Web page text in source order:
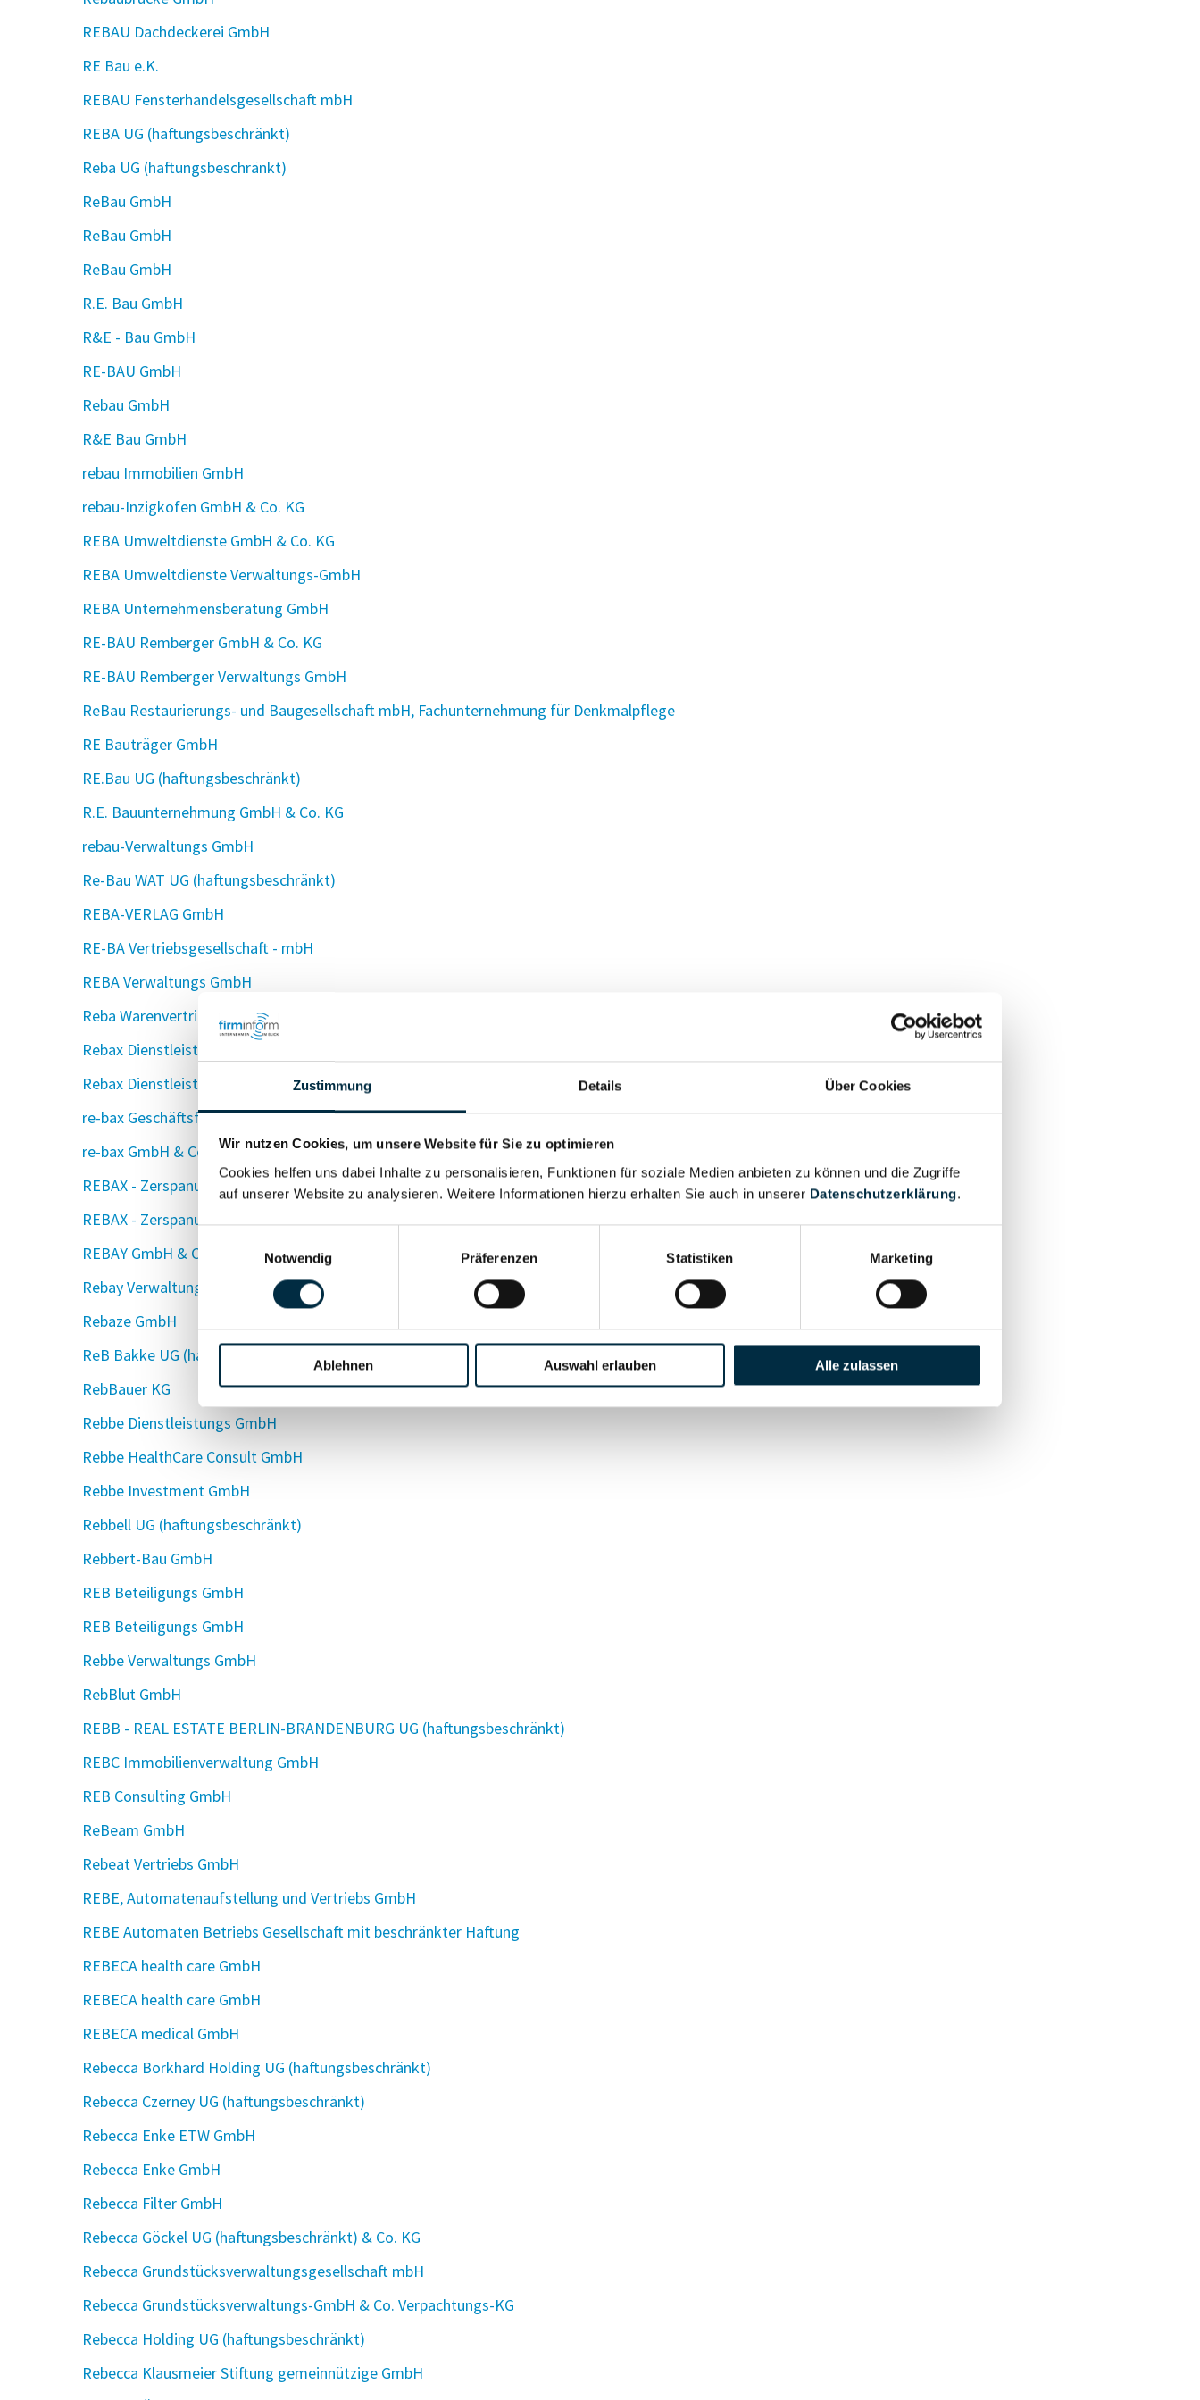
Zustimmung Details Über Cookies
Wir nutzen Cookies, um unsere Website für Sie zu optimieren
Cookies helfen uns dabei Inhalte zu personalisieren, Funktionen für soziale Medien anbieten zu können und die Zugriffe
auf unserer Website zu analysieren. Weitere Informationen hierzu erhalten Sie auch in unserer Datenschutzerklärung.
Notwendig
Präferenzen Statistiken Marketing
Ablehnen Auswahl erlauben Alle zulassen
REBAU Dachdeckerei GmbH
RE Bau e.K.
REBAU Fensterhandelsgesellschaft mbH
REBA UG (haftungsbeschränkt)
Reba UG (haftungsbeschränkt)
ReBau GmbH
ReBau GmbH
ReBau GmbH
R.E. Bau GmbH
R&E - Bau GmbH
RE-BAU GmbH
Rebau GmbH
R&E Bau GmbH
rebau Immobilien GmbH
rebau-Inzigkofen GmbH & Co. KG
REBA Umweltdienste GmbH & Co. KG
REBA Umweltdienste Verwaltungs-GmbH
REBA Unternehmensberatung GmbH
RE-BAU Remberger GmbH & Co. KG
RE-BAU Remberger Verwaltungs GmbH
ReBau Restaurierungs- und Baugesellschaft mbH, Fachunternehmung für Denkmalpflege
RE Bauträger GmbH
RE.Bau UG (haftungsbeschränkt)
R.E. Bauunternehmung GmbH & Co. KG
rebau-Verwaltungs GmbH
Re-Bau WAT UG (haftungsbeschränkt)
REBA-VERLAG GmbH
RE-BA Vertriebsgesellschaft - mbH
REBA Verwaltungs GmbH
Reba Warenvertriebs-GmbH
Rebax Dienstleistungs GmbH
Rebax Dienstleistungs oHG
re-bax Geschäftsführungs-GmbH
re-bax GmbH & Co. KG
REBAX - Zerspanungstechnik Beteiligungs GmbH
REBAX - Zerspanungstechnik GmbH & Co. Kommanditgesellschaft
REBAY GmbH & Co. KG
Rebay Verwaltungs-GmbH
Rebaze GmbH
ReB Bakke UG (haftungsbeschränkt)
RebBauer KG
Rebbe Dienstleistungs GmbH
Rebbe HealthCare Consult GmbH
Rebbe Investment GmbH
Rebbell UG (haftungsbeschränkt)
Rebbert-Bau GmbH
REB Beteiligungs GmbH
REB Beteiligungs GmbH
Rebbe Verwaltungs GmbH
RebBlut GmbH
REBB - REAL ESTATE BERLIN-BRANDENBURG UG (haftungsbeschränkt)
REBC Immobilienverwaltung GmbH
REB Consulting GmbH
ReBeam GmbH
Rebeat Vertriebs GmbH
REBE, Automatenaufstellung und Vertriebs GmbH
REBE Automaten Betriebs Gesellschaft mit beschränkter Haftung
REBECA health care GmbH
REBECA health care GmbH
REBECA medical GmbH
Rebecca Borkhard Holding UG (haftungsbeschränkt)
Rebecca Czerney UG (haftungsbeschränkt)
Rebecca Enke ETW GmbH
Rebecca Enke GmbH
Rebecca Filter GmbH
Rebecca Göckel UG (haftungsbeschränkt) & Co. KG
Rebecca Grundstücksverwaltungsgesellschaft mbH
Rebecca Grundstücksverwaltungs-GmbH & Co. Verpachtungs-KG
Rebecca Holding UG (haftungsbeschränkt)
Rebecca Klausmeier Stiftung gemeinnützige GmbH